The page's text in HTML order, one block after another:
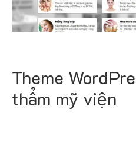
Theme
thẩm mỹ viện